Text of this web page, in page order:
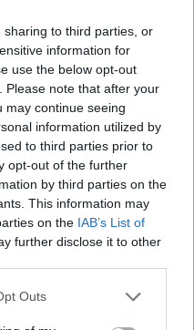
to third parties, or
information for
use the below opt-out
Please note that after your
may continue seeing
information utilized by
to third parties prior to
opt-out of the further
by third parties on the
This information may
on the IAB’s List of
further disclose it to other
uses one or more Google
Outs
στις
συμμετοχής στα
προϊόντα.
η συνεργασία
του τομέα και στην
δεσμών του
εντείνουν την
πετρελαϊκό κόμβο,
τις
τους